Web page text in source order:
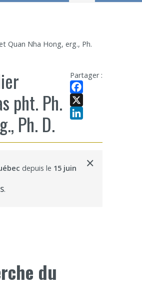
d’un projet au CER RDP
Quan Nha Hong, erg., Ph.
Partager :
Facebook
X
pht. Ph.
Ph. D.
depuis le 15 juin
.
×
du